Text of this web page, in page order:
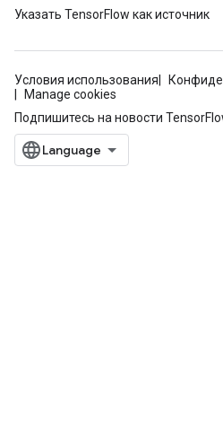
Указать TensorFlow как источник
Условия использования
Manage cookies
Подпишитесь на новости